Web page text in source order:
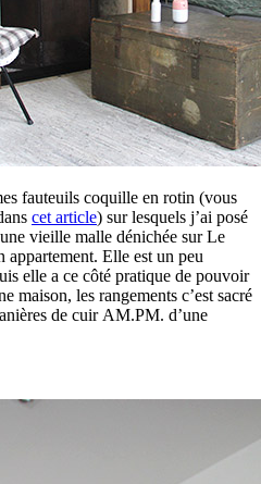
fauteuils coquille en rotin (vous
cet article) sur lesquels j’ai posé
vieille malle dénichée sur Le
appartement. Elle est un peu
elle a ce côté pratique de pouvoir
maison, les rangements c’est sacré
de cuir AM.PM. d’une